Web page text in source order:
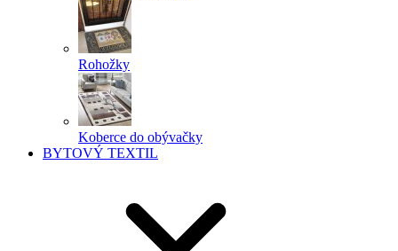
Rohožky
Koberce do obývačky
BYTOVÝ TEXTIL